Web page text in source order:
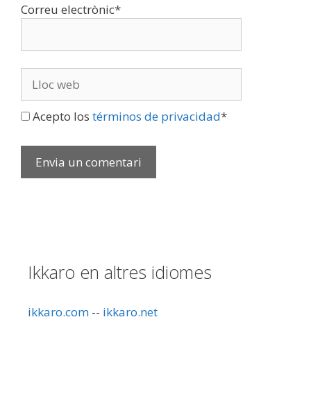
Correu electrònic*
web
Acepto los términos de privacidad*
Ikkaro en altres idiomes
ikkaro.com -- ikkaro.net